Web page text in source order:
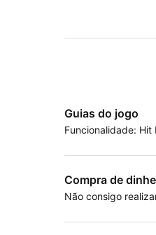
Guias do jogo
Funcionalidade: Hit
Compra de
Não consigo